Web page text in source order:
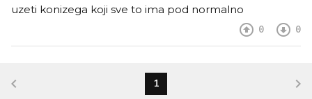
uzeti konizega koji sve to ima pod normalno
0 0
1